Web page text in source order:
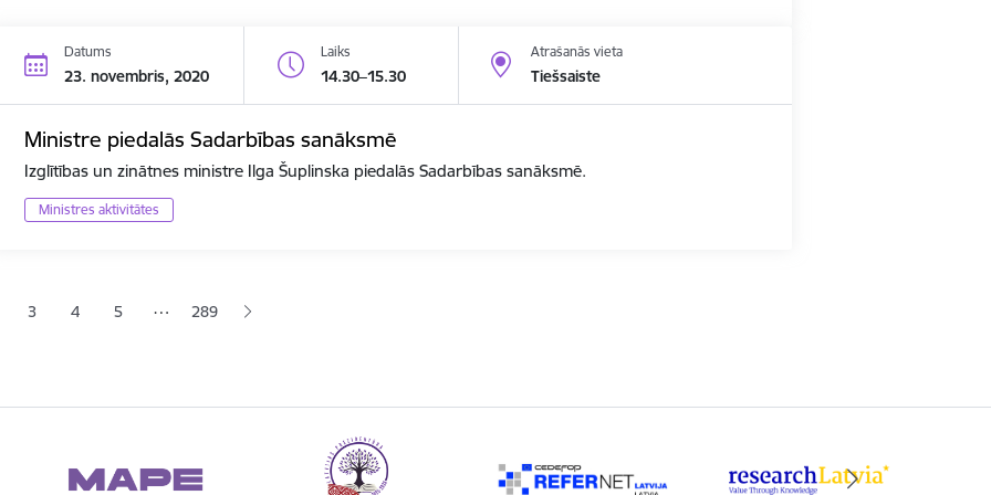
Datums
23. novembris, 2020
Laiks
14.30–15.30
Atrašanās vieta
Tiešsaiste
Ministre piedalās Sadarbības sanāksmē
Izglītības un zinātnes ministre Ilga Šuplinska piedalās Sadarbības sanāksmē.
Ministres aktivitātes
lapaLapa
3 Lapa
4 Lapa
5 … 289